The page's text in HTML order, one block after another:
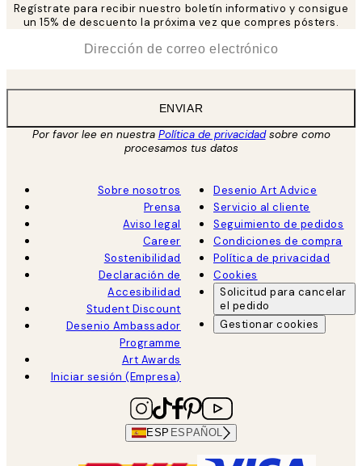
Regístrate para recibir nuestro boletín informativo y consigue
un 15% de descuento la próxima vez que compres pósters.
ENVIAR
Por favor lee en nuestra Política de privacidadsobre como
procesamos tus datos
Sobre nosotros
Prensa
Aviso legal
Career
Sostenibilidad
Declaración de
Accesibilidad
Student Discount
Desenio Ambassador
Programme
Art Awards
Iniciar sesión (Empresa)
Desenio Art Advice
Servicio al cliente
Seguimiento de pedidos
Condiciones de compra
Política de privacidad
Cookies
Solicitud para cancelar
el pedido
Gestionar cookies
ESP ESPAÑOL